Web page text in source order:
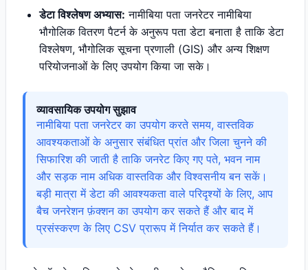
डेटा विश्लेषण अभ्यास: नामीबिया पता जनरेटर नामीबिया
भौगोलिक वितरण पैटर्न के अनुरूप पता डेटा बनाता है ताकि डेटा
विश्लेषण, भौगोलिक सूचना प्रणाली (GIS) और अन्य शिक्षण
परियोजनाओं के लिए उपयोग किया जा सके।
व्यावसायिक उपयोग सुझाव
नामीबिया पता जनरेटर का उपयोग करते समय, वास्तविक
आवश्यकताओं के अनुसार संबंधित प्रांत और जिला चुनने की
सिफारिश की जाती है ताकि जनरेट किए गए पते, भवन नाम
और सड़क नाम अधिक वास्तविक और विश्वसनीय बन सकें।
बड़ी मात्रा में डेटा की आवश्यकता वाले परिदृश्यों के लिए, आप
बैच जनरेशन फ़ंक्शन का उपयोग कर सकते हैं और बाद में
प्रसंस्करण के लिए CSV प्रारूप में निर्यात कर सकते हैं।